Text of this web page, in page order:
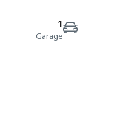
1
Garage